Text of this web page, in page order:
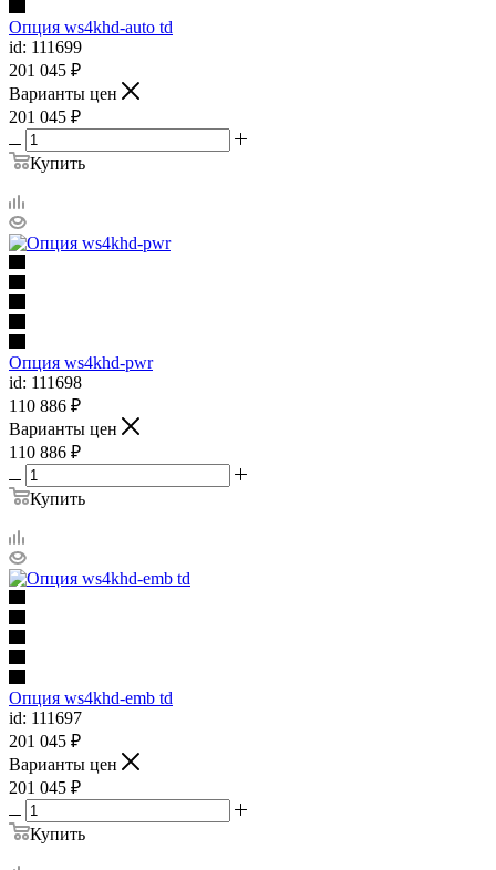
Опция ws4khd-auto td
id: 111699
201 045 ₽
Варианты цен
201 045 ₽
Купить
Опция ws4khd-pwr
id: 111698
110 886 ₽
Варианты цен
110 886 ₽
Купить
Опция ws4khd-emb td
id: 111697
201 045 ₽
Варианты цен
201 045 ₽
Купить